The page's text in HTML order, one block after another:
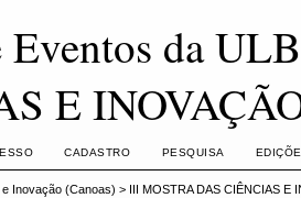
Eventos da
E
CADASTRO PESQUISA
Inovação (Canoas) > III MOSTRA DAS CIÊNCIAS E